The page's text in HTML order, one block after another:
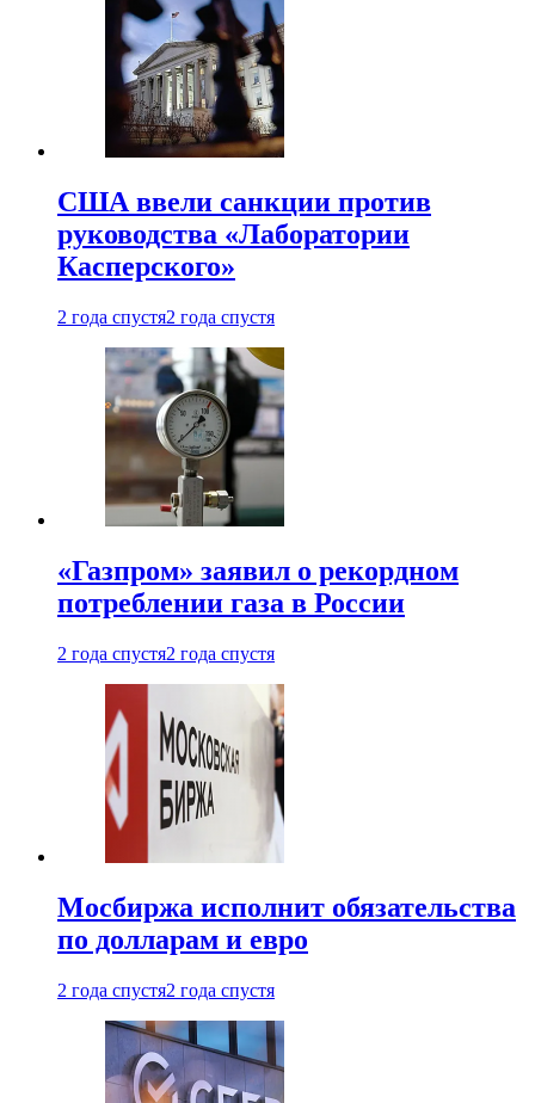
США ввели санкции против
руководства «Лаборатории
Касперского»
2 года спустя2 года спустя
«Газпром» заявил о рекордном
потреблении газа в России
2 года спустя2 года спустя
Мосбиржа исполнит обязательства
по долларам и евро
2 года спустя2 года спустя